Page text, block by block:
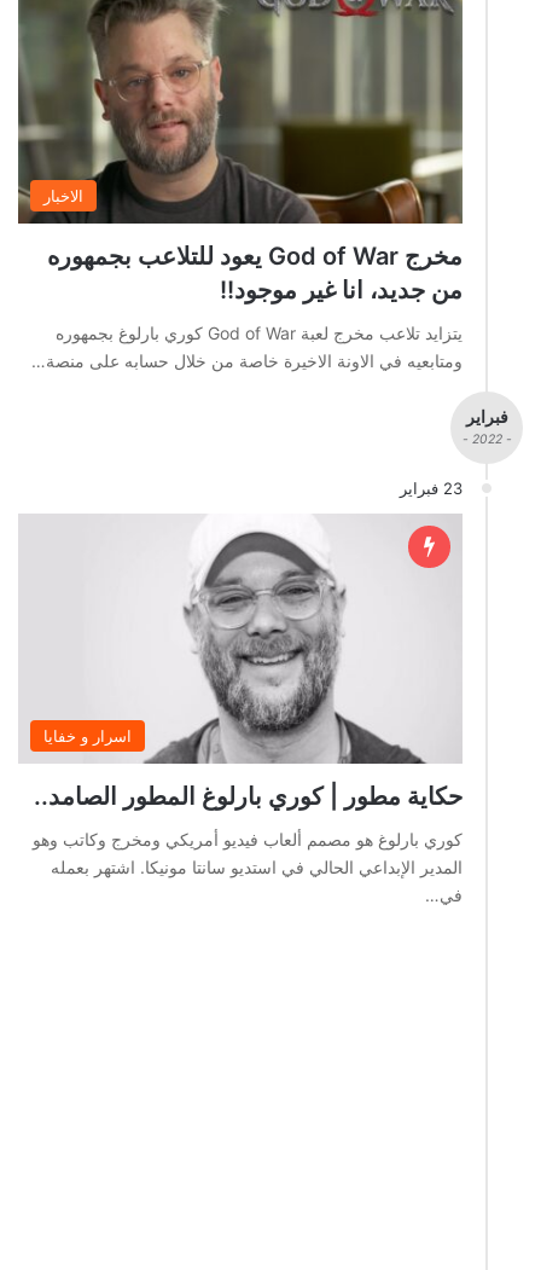
الاخبار
مخرج God of War يعود للتلاعب بجمهوره
من جديد، انا غير موجود!!
يتزايد تلاعب مخرج لعبة God of War كوري بارلوغ بجمهوره
ومتابعيه في الاونة الاخيرة خاصة من خلال حسابه على منصة…
فبراير
- 2022 -
23 فبراير
اسرار و خفايا
حكاية مطور | كوري بارلوغ المطور الصامد..
كوري بارلوغ هو مصمم ألعاب فيديو أمريكي ومخرج وكاتب وهو
المدير الإبداعي الحالي في استديو سانتا مونيكا. اشتهر بعمله
في…